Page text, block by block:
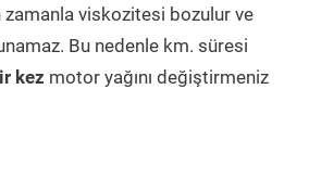
zamanla viskozitesi bozulur ve
Bu nedenle km. süresi
kez motor yağını değiştirmeniz